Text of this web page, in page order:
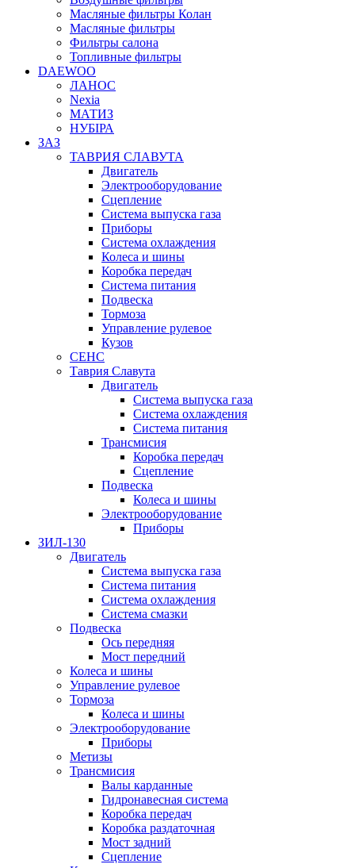
Масляные фильтры Колан
Масляные фильтры
Фильтры салона
Топливные фильтры
DAEWOO
ЛАНОС
Nexia
МАТИЗ
НУБІРА
ЗАЗ
ТАВРИЯ СЛАВУТА
Двигатель
Электрооборудование
Сцепление
Система выпуска газа
Приборы
Система охлаждения
Колеса и шины
Коробка передач
Система питания
Подвеска
Тормоза
Управление рулевое
Кузов
СЕНС
Таврия Славута
Двигатель
Система выпуска газа
Система охлаждения
Система питания
Трансмисия
Коробка передач
Сцепление
Подвеска
Колеса и шины
Электрооборудование
Приборы
ЗИЛ-130
Двигатель
Система выпуска газа
Система питания
Система охлаждения
Система смазки
Подвеска
Ось передняя
Мост передний
Колеса и шины
Управление рулевое
Тормоза
Колеса и шины
Электрооборудование
Приборы
Метизы
Трансмисия
Валы карданные
Гидронавесная система
Коробка передач
Коробка раздаточная
Мост задний
Сцепление